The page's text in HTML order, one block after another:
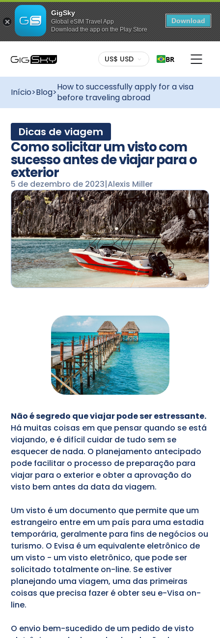
GigSky
Global eSIM Travel App
Download the app on the Play Store
Download
US$ USD BR
Início>Blog>How to successfully apply for a visa
before traveling abroad
Dicas de viagem
Como solicitar um visto com
sucesso antes de viajar para o
exterior
5 de dezembro de 2023|Alexis Miller
Não é segredo que viajar pode ser estressante.
Há muitas coisas em que pensar quando se está
viajando, e é difícil cuidar de tudo sem se
esquecer de nada. O planejamento antecipado
pode facilitar o processo de preparação para
viajar para o exterior e obter a aprovação do
visto bem antes da data da viagem.
Um visto é um documento que permite que um
estrangeiro entre em um país para uma estadia
temporária, geralmente para fins de negócios ou
turismo. O Evisa é um equivalente eletrônico de
um visto - um visto eletrônico, que pode ser
solicitado totalmente on-line. Se estiver
planejando uma viagem, uma das primeiras
coisas que precisa fazer é obter seu e-Visa on-
line.
O envio bem-sucedido de um pedido de visto